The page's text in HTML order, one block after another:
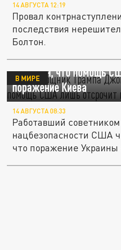
14 АВГУСТА 12:19
Провал
последствия
Болтон.
Экс-помощник Трампа
убежден, что помощь
поражение Киева
В МИРЕ
14 АВГУСТА 08:33
Работавший
нацбезопасности США
что поражение